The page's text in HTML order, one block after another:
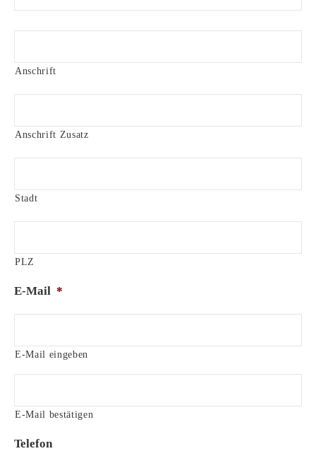
A
s
c
h
i
f
Anschrift
Anschrift Zusatz
Stadt
PLZ
E-Mail *
E-Mail eingeben
E-Mail bestätigen
Telefon